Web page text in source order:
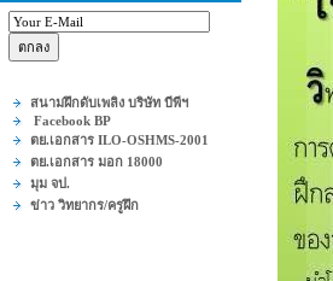
สนามฝึกดับเพลิง บริษัท บีพีฯ
Facebook BP
ตย.เอกสาร ILO-OSHMS-2001
ตย.เอกสาร มอก 18000
มุม จป.
ข่าว วิทยากร/ครูฝึก